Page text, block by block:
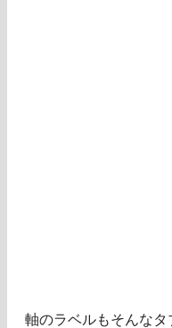
軸のラベルもそんな